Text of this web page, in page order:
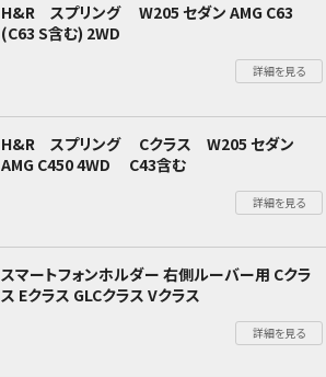
H&R スプリング W205 セダン AMG C63
(C63 S含む) 2WD
詳細を見る
H&R スプリング Cクラス W205 セダン
AMG C450 4WD C43含む
詳細を見る
スマートフォンホルダー 右側ルーバー用 Cクラ
ス Eクラス GLCクラス Vクラス
詳細を見る